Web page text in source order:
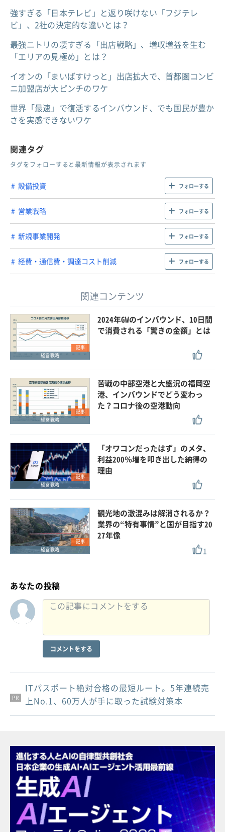
強すぎる「日本テレビ」と返り咲けない「フジテレ
ビ」、2社の決定的な違いとは？
最強ニトリの凄すぎる「出店戦略」、増収増益を生む
「エリアの見極め」とは？
イオンの「まいばすけっと」出店拡大で、首都圏コンビ
ニ加盟店が大ピンチのワケ
世界「最速」で復活するインバウンド、でも国民が豊か
さを実感できないワケ
関連タグ
タグをフォローすると最新情報が表示されます
設備投資 フォローする
営業戦略 フォローする
新規事業開発 フォローする
経費・通信費・調達コスト削減 フォローする
関連コンテンツ
記事
経営戦略
2024年GWのインバウンド、10日間
で消費される「驚きの金額」とは
記事
経営戦略
苦戦の中部空港と大盛況の福岡空
港、インバウンドでどう変わっ
た？コロナ後の空港動向
記事
経営戦略
「オワコンだったはず」のメタ、
利益200％増を叩き出した納得の
理由
記事
経営戦略
観光地の激混みは解消されるか？
業界の“特有事情”と国が目指す20
27年像
1
あなたの投稿
コメントをする
PR
PR
PR
ITパスポート絶対合格の最短ルート。5年連続売
上No.1、60万人が手に取った試験対策本